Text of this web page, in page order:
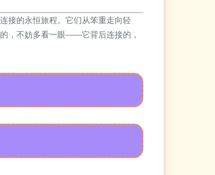
接的永恒旅程。它们从笨重走向轻
，不妨多看一眼——它背后连接的，